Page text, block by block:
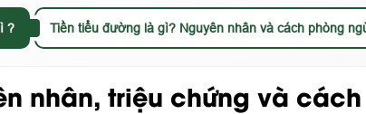
? Tiền tiểu đường là gì? Nguyên nhân và cách phòng
nhân, triệu chứng và